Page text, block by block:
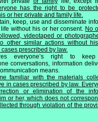
has the right to be
or her private and family life.
keep, use and disseminate
without his or her consent. No
videotaped or
other similar actions without
prescribed by law.
everyone’s right to keep
conversations, information
means.
familiar with the materials
in cases prescribed by law.
or elimination of the
or her, which does not
through violation of the